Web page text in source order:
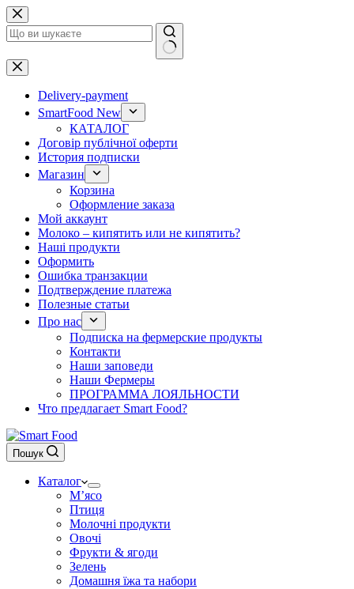
Перейти
до
вмісту
Немає
результатів
Delivery-payment
SmartFood New
КАТАЛОГ
Договір публічної оферти
История подписки
Магазин
Корзина
Оформление заказа
Мой аккаунт
Молоко – кипятить или не кипятить?
Наші продукти
Оформить
Ошибка транзакции
Подтверждение платежа
Полезные статьи
Про нас
Подписка на фермерские продукты
Контакти
Наши заповеди
Наши Фермеры
ПРОГРАММА ЛОЯЛЬНОСТИ
Что предлагает Smart Food?
Пошук
Каталог
М’ясо
Птиця
Молочні продукти
Овочі
Фрукти & ягоди
Зелень
Домашня їжа та набори